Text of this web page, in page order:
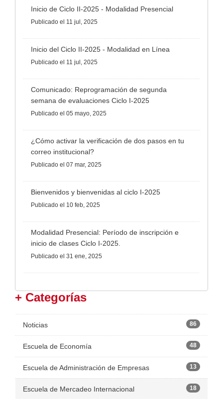
Inicio de Ciclo II-2025 - Modalidad Presencial
Publicado el 11 jul, 2025
Inicio del Ciclo II-2025 - Modalidad en Línea
Publicado el 11 jul, 2025
Comunicado: Reprogramación de segunda
semana de evaluaciones Ciclo I-2025
Publicado el 05 mayo, 2025
¿Cómo activar la verificación de dos pasos en tu
correo institucional?
Publicado el 07 mar, 2025
Bienvenidos y bienvenidas al ciclo I-2025
Publicado el 10 feb, 2025
Modalidad Presencial: Período de inscripción e
inicio de clases Ciclo I-2025.
Publicado el 31 ene, 2025
+ Categorías
Noticias 86
Escuela de Economía 48
Escuela de Administración de Empresas 13
Escuela de Mercadeo Internacional 18